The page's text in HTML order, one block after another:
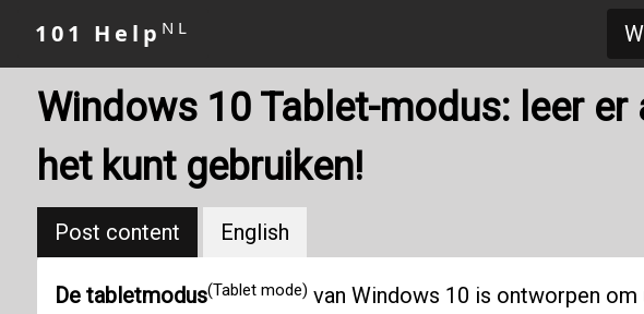
101 Help NL
Windows 10 Tablet-modus: leer er
het kunt gebruiken!
Post content English
De tabletmodus(Tablet mode) van Windows 10 is ontworpen